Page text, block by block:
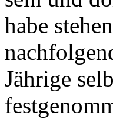
habe
Jährige